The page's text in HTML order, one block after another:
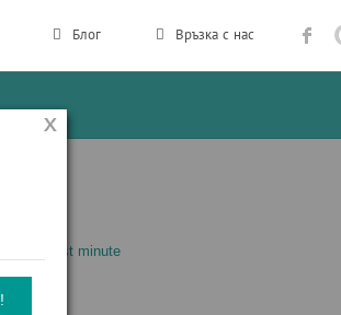
Блог Връзка с нас
Last minute